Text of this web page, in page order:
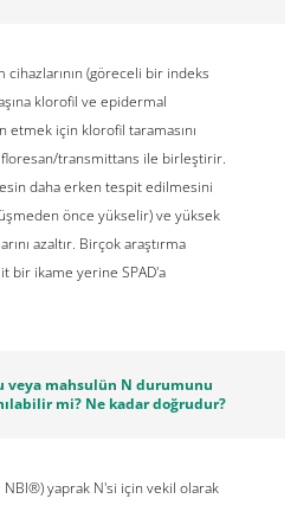
cihazlarının (göreceli bir indeks
klorofil ve epidermal
etmek için klorofil taramasını
transmittans ile birleştirir.
daha erken tespit edilmesini
önce yükselir) ve yüksek
azaltır. Birçok araştırma
bir ikame yerine SPAD'a
veya mahsulün N durumunu
mi? Ne kadar doğrudur?
NBI®) yaprak N'si için vekil olarak